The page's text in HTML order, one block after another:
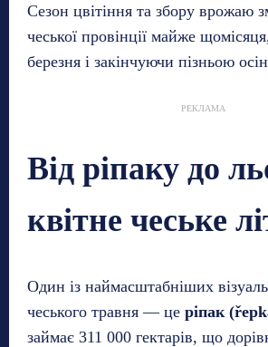
Сезон цвітіння та збору врожаю
чеської провінції майже
березня і закінчуючи пізньою
РЕКЛАМА
Від ріпаку до
квітне чеське
Один із наймасштабніших
чеського травня — це ріпак
займає 311 000 гектарів, що